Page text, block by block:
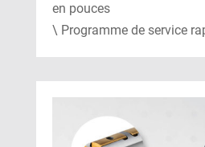
en pouces
\ Programme de service